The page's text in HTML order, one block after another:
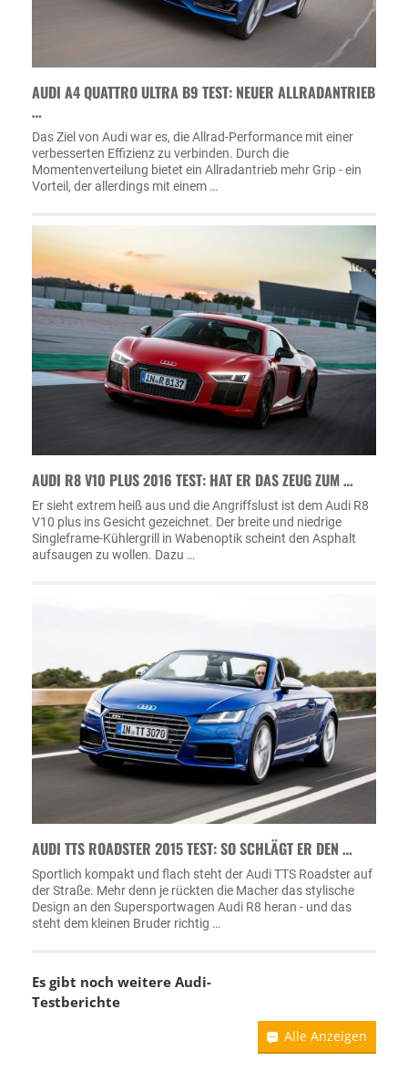
AUDI A4 QUATTRO ULTRA B9 TEST: NEUER ALLRADANTRIEB
…
Das Ziel von Audi war es, die Allrad-Performance mit einer
verbesserten Effizienz zu verbinden. Durch die
Momentenverteilung bietet ein Allradantrieb mehr Grip - ein
Vorteil, der allerdings mit einem …
AUDI R8 V10 PLUS 2016 TEST: HAT ER DAS ZEUG ZUM …
Er sieht extrem heiß aus und die Angriffslust ist dem Audi R8
V10 plus ins Gesicht gezeichnet. Der breite und niedrige
Singleframe-Kühlergrill in Wabenoptik scheint den Asphalt
aufsaugen zu wollen. Dazu …
AUDI TTS ROADSTER 2015 TEST: SO SCHLÄGT ER DEN …
Sportlich kompakt und flach steht der Audi TTS Roadster auf
der Straße. Mehr denn je rückten die Macher das stylische
Design an den Supersportwagen Audi R8 heran - und das
steht dem kleinen Bruder richtig …
Es gibt noch weitere Audi-
Testberichte
Alle Anzeigen